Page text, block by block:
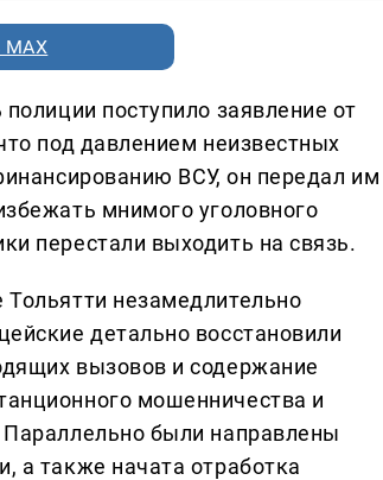
MAX
поступило заявление от
под давлением неизвестных
ВСУ, он передал им
мнимого уголовного
перестали выходить на связь.
незамедлительно
детально восстановили
вызовов и содержание
мошенничества и
были направлены
а также начата отработка